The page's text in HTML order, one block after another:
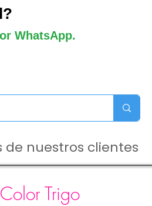
WhatsApp.
de nuestros clientes
Trigo